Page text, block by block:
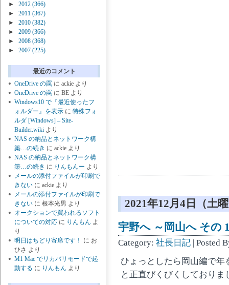
►
2012 (366)
►
2011 (367)
►
2010 (382)
►
2009 (366)
►
2008 (368)
►
2007 (225)
最近のコメント
OneDrive の罠 に ackie より
OneDrive の罠 に BE より
Windows10 で『最近使ったフ
ォルダー』を表示 に 特殊フォ
ルダ [Windows] – Site-
Builder.wiki より
NAS の納品とネットワーク構
築…の続き に ackie より
NAS の納品とネットワーク構
築…の続き に りんもんー より
メールの添付ファイルが印刷で
きない に ackie より
メールの添付ファイルが印刷で
きない に 根本光男 より
オークションで買われるソフト
についての対応 に りんもん よ
り
明日はちどり寄席です！
に お
ひさ より
M1 Mac でリカバリモードで起
動する に りんもん より
2021年12月4日（土
宇野へ ～岡山へ その
Category: 社長日記 | Posted
ひょっとしたら岡山編で年
と正直びくびくしており